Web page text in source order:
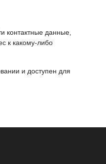
контактные данные,
к какому-либо
и доступен для